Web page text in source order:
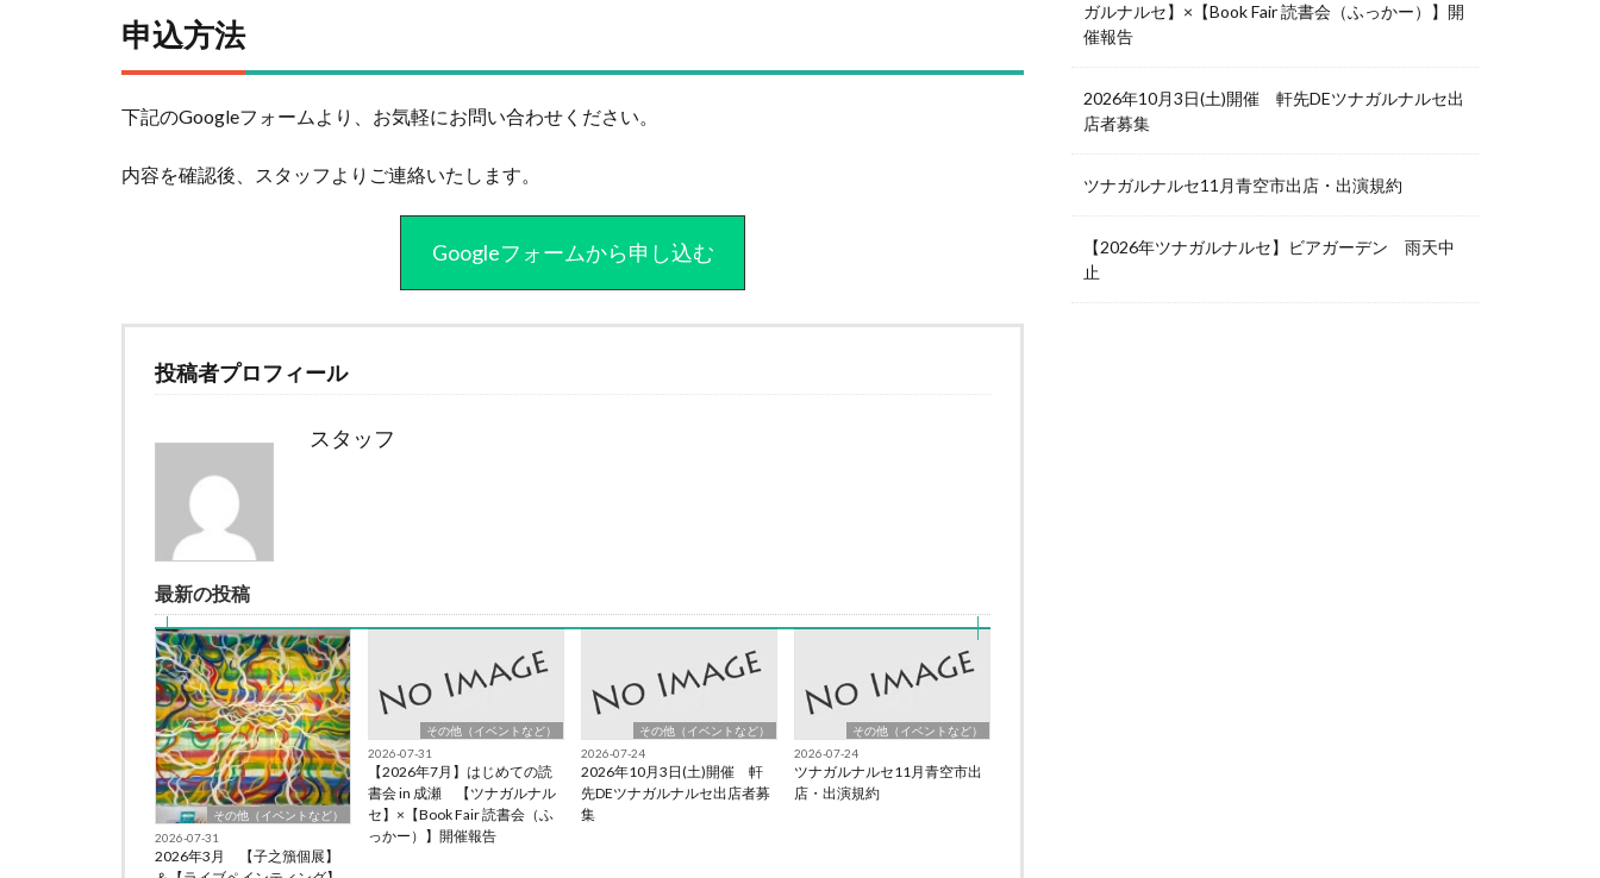
申込方法
下記のGoogleフォームより、お気軽にお問い合わせください。
内容を確認後、スタッフよりご連絡いたします。
Googleフォームから申し込む
投稿者プロフィール
スタッフ
最新の投稿
その他（イベントなど）
2026-07-31
2026年3月 【子之籏個展】
その他（イベントなど）
2026-07-31
【2026年7月】はじめての読
書会 in 成瀬 【ツナガルナル
セ】×【Book Fair 読書会（ふ
っかー）】開催報告
その他（イベントなど）
2026-07-24
2026年10月3日(土)開催 軒
先DEツナガルナルセ出店者募
集
その他（イベントなど）
2026-07-24
ツナガルナルセ11月青空市出
店・出演規約
ガルナルセ】×【Book Fair 読書会（ふっかー）】開
催報告
2026年10月3日(土)開催 軒先DEツナガルナルセ出
店者募集
ツナガルナルセ11月青空市出店・出演規約
【2026年ツナガルナルセ】ビアガーデン 雨天中
止